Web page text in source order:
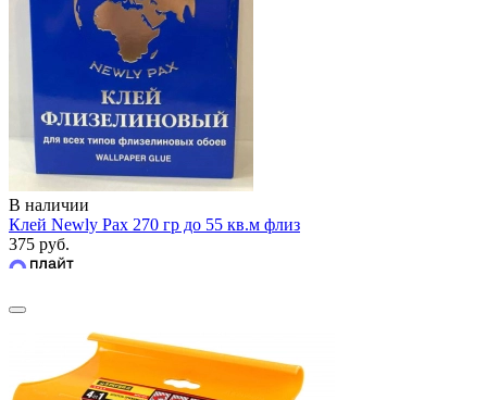
В наличии
Клей Newly Pax 270 гр до 55 кв.м флиз
375 руб.